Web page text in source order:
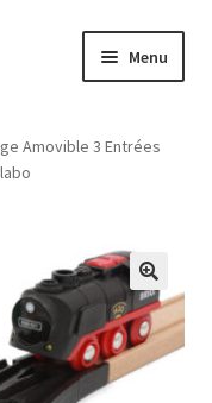
Menu
enfant
Amovible 3 Entrées